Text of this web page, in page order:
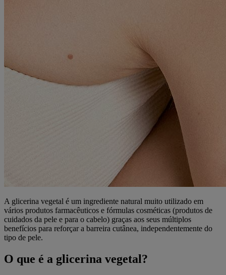
A glicerina vegetal é um ingrediente natural muito utilizado em
vários produtos farmacêuticos e fórmulas cosméticas (produtos de
cuidados da pele e para o cabelo) graças aos seus múltiplos
benefícios para reforçar a barreira cutânea, independentemente do
tipo de pele.
O que é a glicerina vegetal?